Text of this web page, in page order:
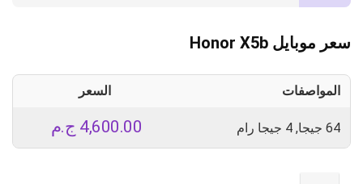
سعر موبايل Honor X5b
المواصفات السعر
64 جيجا, 4 جيجا رام ج.م 4,600.00